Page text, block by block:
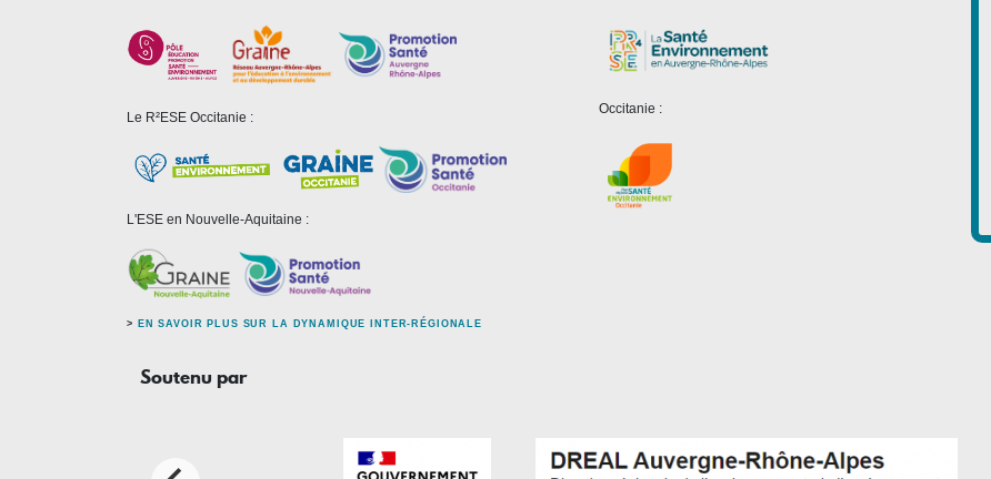
Le R²ESE Occitanie :
L'ESE en Nouvelle-Aquitaine :
> EN SAVOIR PLUS SUR LA DYNAMIQUE INTER-RÉGIONALE
Occitanie :
Soutenu par